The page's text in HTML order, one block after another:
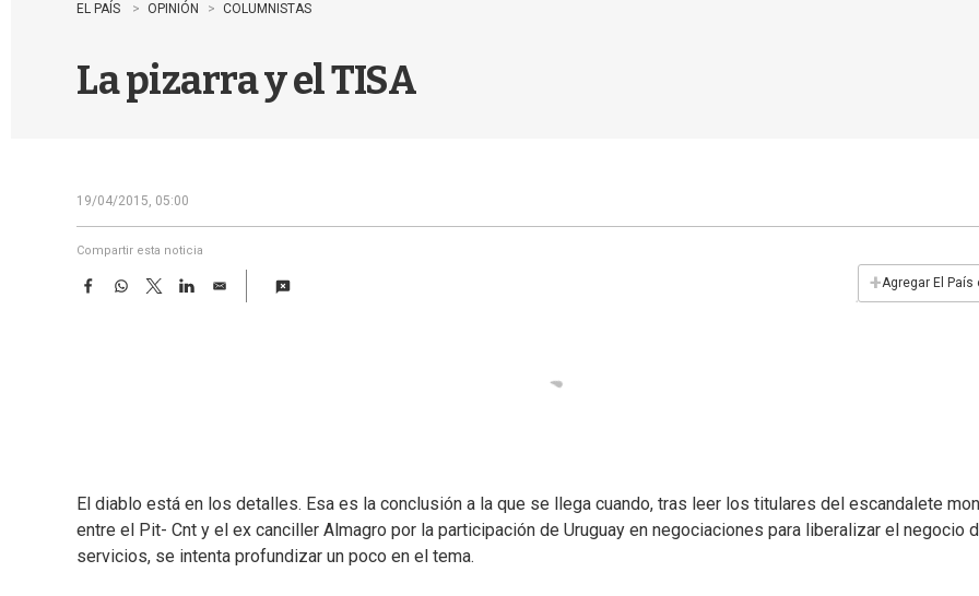
EL PAÍS OPINIÓN COLUMNISTAS
La pizarra y el TISA
19/04/2015, 05:00
Compartir esta noticia
F
W
T
w
L
E
+Agregar El País
El diablo está en los detalles. Esa es la conclusión a la que se llega cuando, tras leer los titulares del escandalete
entre el Pit- Cnt y el ex canciller Almagro por la participación de Uruguay en negociaciones para liberalizar el negocio
servicios, se intenta profundizar un poco en el tema.